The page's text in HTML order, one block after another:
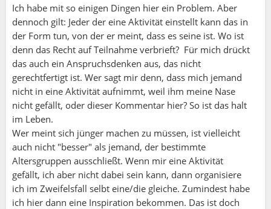
Ich habe mit so einigen Dingen hier ein Problem. Aber
dennoch gilt: Jeder der eine Aktivität einstellt kann das in
der Form tun, von der er meint, dass es seine ist. Wo ist
denn das Recht auf Teilnahme verbrieft? Für mich drückt
das auch ein Anspruchsdenken aus, das nicht
gerechtfertigt ist. Wer sagt mir denn, dass mich jemand
nicht in eine Aktivität aufnimmt, weil ihm meine Nase
nicht gefällt, oder dieser Kommentar hier? So ist das halt
im Leben.
Wer meint sich jünger machen zu müssen, ist vielleicht
auch nicht "besser" als jemand, der bestimmte
Altersgruppen ausschließt. Wenn mir eine Aktivität
gefällt, ich aber nicht dabei sein kann, dann organisiere
ich im Zweifelsfall selbt eine/die gleiche. Zumindest habe
ich hier dann eine Inspiration bekommen. Das ist doch